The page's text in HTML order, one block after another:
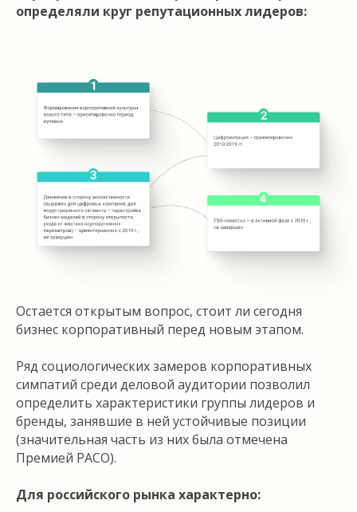
определяли круг репутационных лидеров:
Остается открытым вопрос, стоит ли сегодня
бизнес корпоративный перед новым этапом.
Ряд социологических замеров корпоративных
симпатий среди деловой аудитории позволил
определить характеристики группы лидеров и
бренды, занявшие в ней устойчивые позиции
(значительная часть из них была отмечена
Премией РАСО).
Для российского рынка характерно: